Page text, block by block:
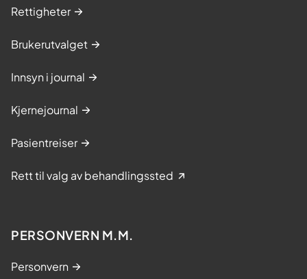
Rettigheter
Brukerutvalget
Innsyn i journal
Kjernejournal
Pasientreiser
Rett til valg av behandlingssted
PERSONVERN M.M.
Personvern